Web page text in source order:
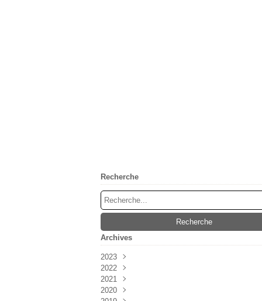
Recherche
Archives
2023
Mai(1)
Février
2022
Mai(2)
Avril
2021
Juin
2020